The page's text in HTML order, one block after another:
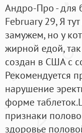
Андро-Про - для
February 29, Я
замужем, но у
жирной едой,
создан в США с
Рекомендуется
нарушение
форме
признаки
здоровье